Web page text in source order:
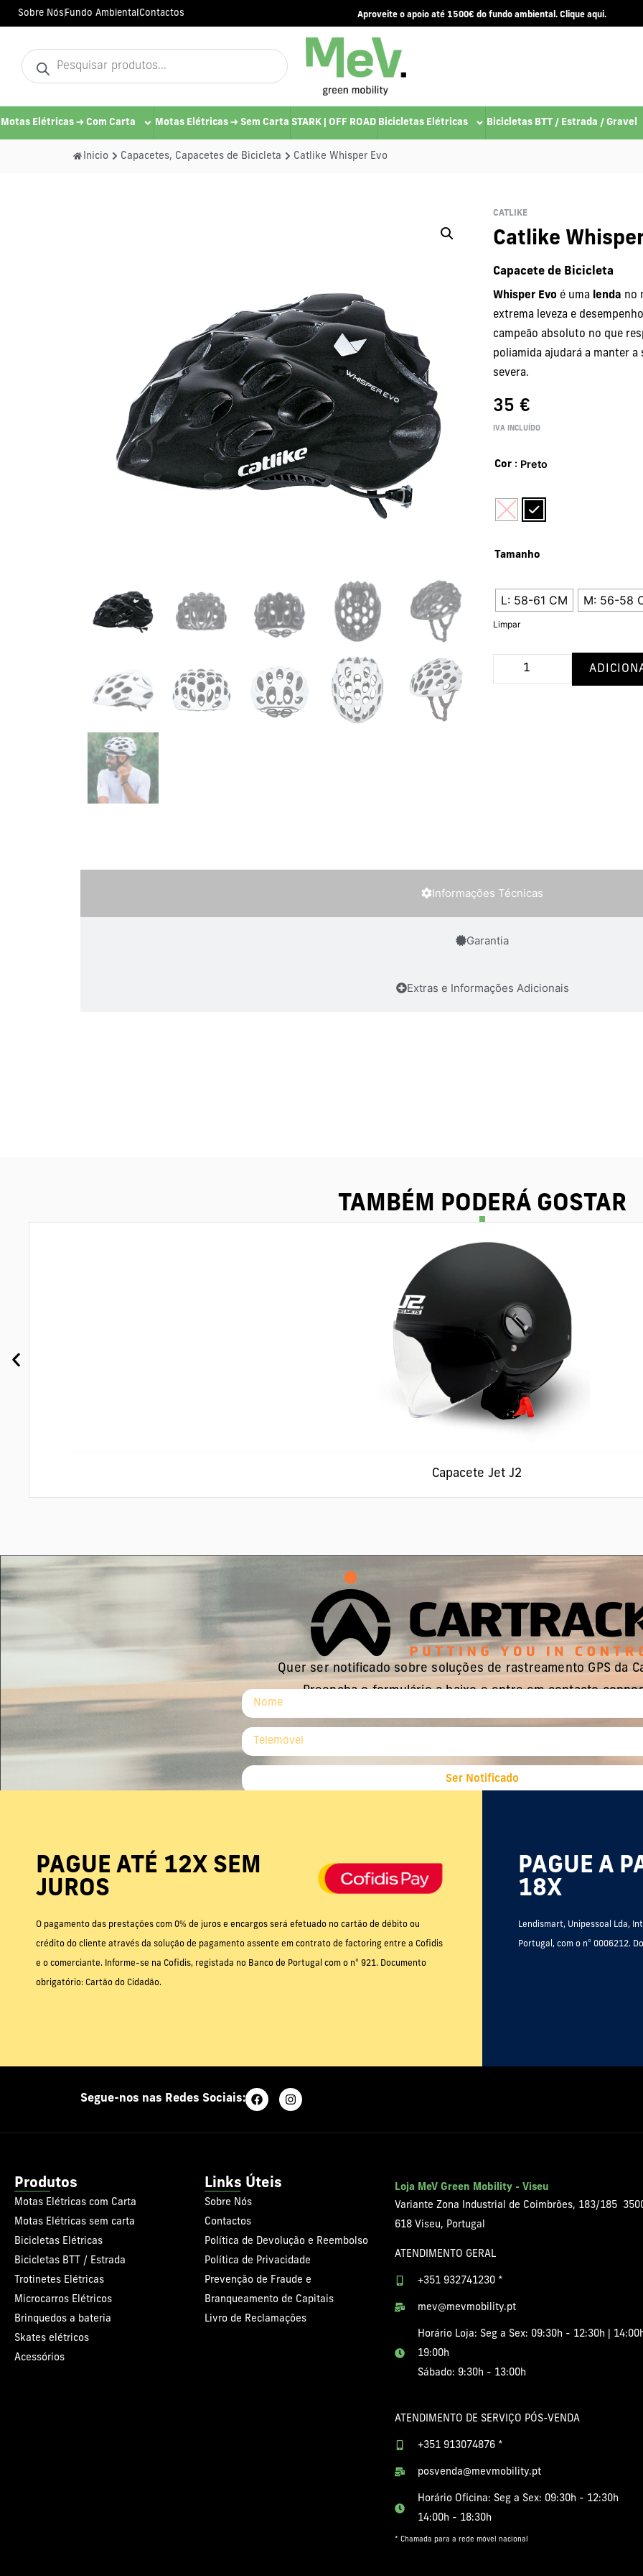
Sobre Nós Fundo Ambiental Contactos Aproveite o apoio até 1500€ do fundo ambiental. Clique aqui.
Motas Elétricas -> Com Carta Motas Elétricas -> Sem Carta STARK | OFF ROAD Bicicletas Elétricas Bicicletas BTT / Estrada / Gravel
Inicio Capacetes, Capacetes de Bicicleta Catlike Whisper Evo
CATLIKE
Catlike
Capacete de Bicicleta
Whisper Evo é uma lenda no
extrema leveza e
campeão absoluto no que
poliamida ajudará a manter a
severa.
35€
IVA INCLUÍDO
Cor : Preto
Tamanho
L: 58-61 CM M: 56-58
Limpar
Informações Técnicas
Garantia
Extras e Informações Adicionais
TAMBÉM PODERÁ GOSTAR
Capacete Jet J2
Quer ser notificado sobre soluções de rastreamento GPS da
Preencha o formulário a baixo e entre em contacto
Ser Notificado
PAGUE ATÉ 12X SEM
JUROS
O pagamento das prestações com 0% de juros e encargos será efetuado no cartão de débito ou
crédito do cliente através da solução de pagamento assente em contrato de factoring entre a Cofidis
e o comerciante. Informe-se na Cofidis, registada no Banco de Portugal com o nº 921. Documento
obrigatório: Cartão do Cidadão.
PAGUE A
18X
Lendismart, Unipessoal Lda,
Portugal, com o nº 0006212.
Segue-nos nas Redes Sociais:
Produtos
Motas Elétricas com Carta
Motas Elétricas sem carta
Bicicletas Elétricas
Bicicletas BTT / Estrada
Trotinetes Elétricas
Microcarros Elétricos
Brinquedos a bateria
Skates elétricos
Acessórios
Links Úteis
Sobre Nós
Contactos
Política de Devolução e Reembolso
Política de Privacidade
Prevenção de Fraude e
Branqueamento de Capitais
Livro de Reclamações
Loja MeV Green Mobility - Viseu
Variante Zona Industrial de Coimbrões, 183/185
618 Viseu, Portugal
ATENDIMENTO GERAL
+351 932741230 *
mev@mevmobility.pt
Horário Loja: Seg a Sex: 09:30h - 12:30h |
19:00h
Sábado: 9:30h - 13:00h
ATENDIMENTO DE SERVIÇO PÓS-VENDA
+351 913074876 *
posvenda@mevmobility.pt
Horário Oficina: Seg a Sex: 09:30h - 12:30h
14:00h - 18:30h
* Chamada para a rede móvel nacional